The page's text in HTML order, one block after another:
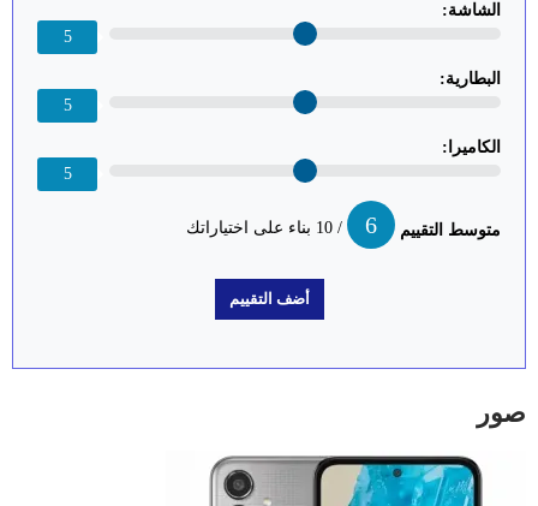
الشاشة:
5
البطارية:
5
الكاميرا:
5
متوسط التقييم 6 / 10 بناء على اختياراتك
صور